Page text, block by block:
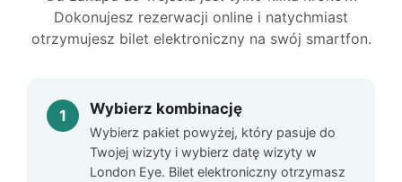
Dokonujesz rezerwacji online i natychmiast
otrzymujesz bilet elektroniczny na swój smartfon.
Wybierz kombinację
Wybierz pakiet powyżej, który pasuje do
Twojej wizyty i wybierz datę wizyty w
London Eye. Bilet elektroniczny otrzymasz